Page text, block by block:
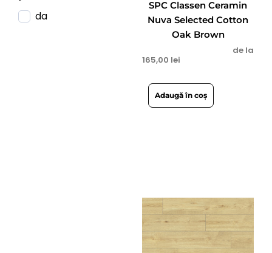
da
SPC Classen Ceramin
Nuva Selected Cotton
Oak Brown
de la
165,00 lei
Adaugă în coș